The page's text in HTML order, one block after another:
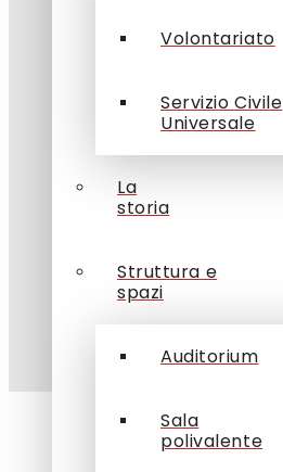
Volontariato
Servizio Civile
Universale
La
storia
Struttura e
spazi
Auditorium
Sala
polivalente